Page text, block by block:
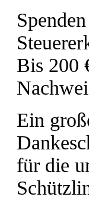
Bis 200
Ein
für die